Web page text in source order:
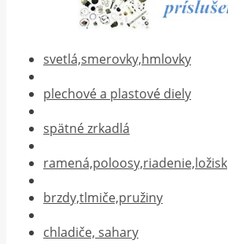
svetlá,smerovky,hmlovky
plechové a plastové diely
spätné zrkadlá
ramená,poloosy,riadenie,ložisk
brzdy,tlmiče,pružiny
chladiče, sahary